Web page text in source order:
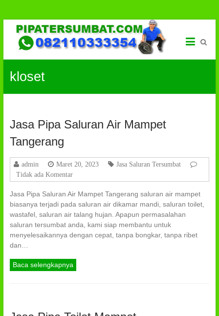
content
Solusi
Saluran
Pipa
Mampet
JASA
Jakarta-
Membersihkan
Mampet,
Budi
Teknik
|
082110333354
kloset
Jasa Pipa Saluran Air Mampet
Tangerang
admin Maret 20, 2023
Jasa Saluran Tersumbat
Tidak ada Komentar
Jasa Pipa Saluran Air Mampet Tangerang saluran air mampet
biasanya terjadi pada saluran air dikamar mandi, saluran toilet,
wastafel, saluran air talang hujan. Apapun permasalahan
saluran tersumbat anda, kami siap membantu untuk
menyelesaikannya dengan cepat, tanpa bongkar, tanpa ribet
dan…
Baca selengkapnya